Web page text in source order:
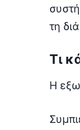
τη
Τι
Η